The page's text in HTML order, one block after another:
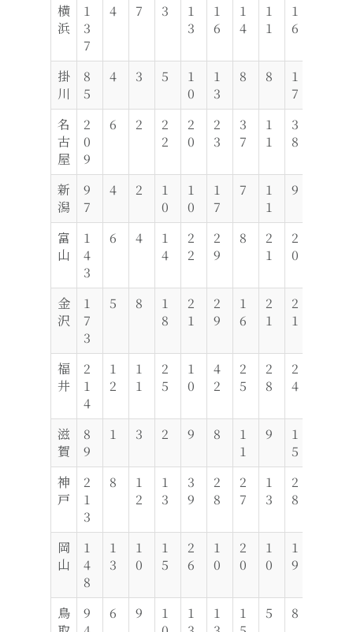
横
浜
1
3
7
4 7 3
1
3
1
6
1
4
1
1
1
6
掛
川
8
5
4 3 5
1
0
1
3
8 8
1
7
名
古
屋
2
0
9
6 2
2
2
2
0
2
3
3
7
1
1
3
8
新
潟
9
7
4 2
1
0
1
0
1
7
7
1
1
9
富
山
1
4
3
6 4
1
4
2
2
2
9
8
2
1
2
0
金
沢
1
7
3
5 8
1
8
2
1
2
9
1
6
2
1
2
1
福
井
2
1
4
1
2
1
1
2
5
1
0
4
2
2
5
2
8
2
4
滋
賀
8
9
1 3 2 9 8
1
1
9
1
5
神
戸
2
1
3
8
1
2
1
3
3
9
2
8
2
7
1
3
2
8
岡
山
1
4
8
1
3
1
0
1
5
2
6
1
0
2
0
1
0
1
9
鳥
9
6 9
1
1
1
1
5 8